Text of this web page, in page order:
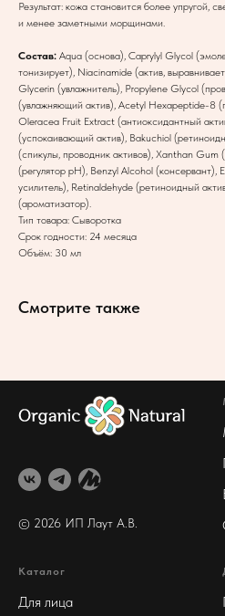
Результат: кожа становится более упругой,
и менее заметными морщинами.
Состав: Aqua (основа), Caprylyl Glycol
тонизирует), Niacinamide (актив,
Glycerin (увлажнитель), Propylene Glycol
(увлажняющий актив), Acetyl Hexapeptide-8
Oleracea Fruit Extract (антиоксидантный
(успокаивающий актив), Bakuchiol
(спикулы, проводник активов), Xanthan Gum
(регулятор pH), Benzyl Alcohol (консервант),
усилитель), Retinaldehyde (ретиноидный
(ароматизатор).
Тип товара: Сыворотка
Срок годности: 24 месяца
Объём: 30 мл
Смотрите также
© 2026 ИП Лаут А.В.
Каталог
Для лица